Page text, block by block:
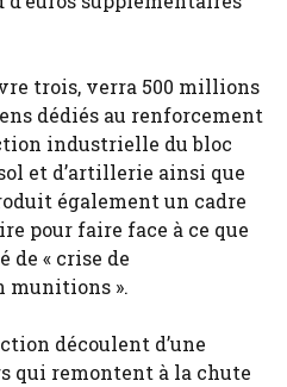
trois, verra 500 millions
dédiés au renforcement
industrielle du bloc
et d’artillerie ainsi que
également un cadre
pour faire face à ce que
de « crise de
munitions ».
découlent d’une
qui remontent à la chute